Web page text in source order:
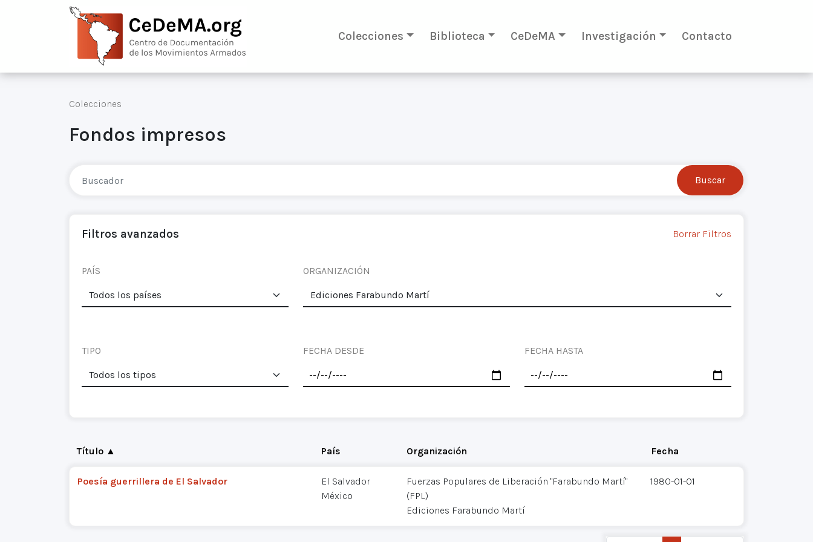
Colecciones Biblioteca CeDeMA Investigación Contacto
Colecciones
Fondos impresos
Filtros avanzados Borrar Filtros
PAÍS ORGANIZACIÓN
TIPO FECHA DESDE FECHA HASTA
Título ▲ País Organización Fecha
Poesía guerrillera de El Salvador
El Salvador
México
Fuerzas Populares de Liberación "Farabundo Martí"
(FPL)
Ediciones Farabundo Martí
1980-01-01